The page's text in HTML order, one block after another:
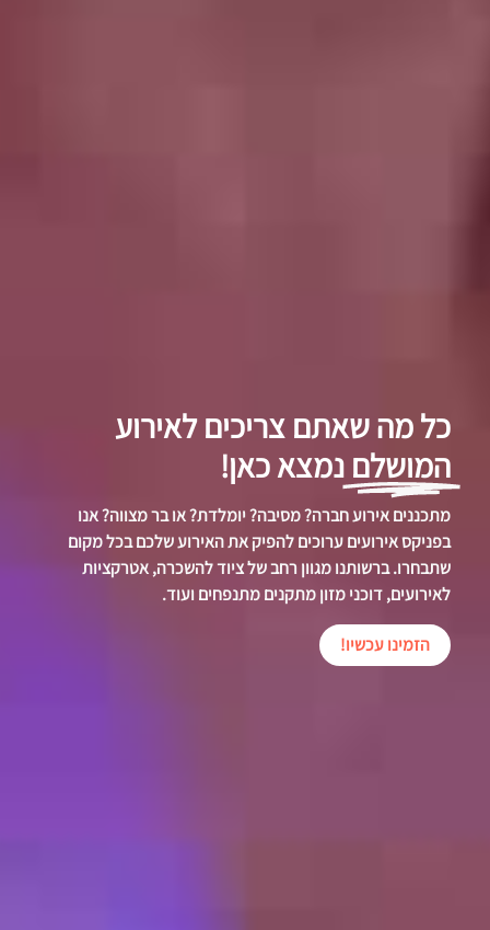
כל מה שאתם צריכים לאירוע
המושלם נמצא כאן!
מתכננים אירוע חברה? מסיבה? יומלדת? או בר מצווה? אנו
בפניקס אירועים ערוכים להפיק את האירוע שלכם בכל מקום
שתבחרו. ברשותנו מגוון רחב של ציוד להשכרה, אטרקציות
לאירועים, דוכני מזון מתקנים מתנפחים ועוד.
הזמינו עכשיו!